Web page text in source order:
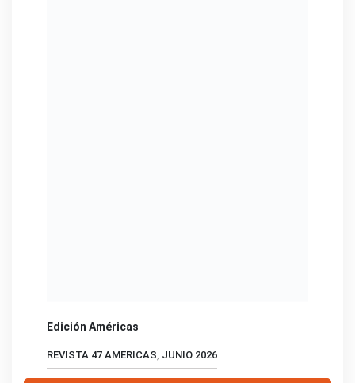
Edición Américas
REVISTA 47 AMERICAS, JUNIO 2026